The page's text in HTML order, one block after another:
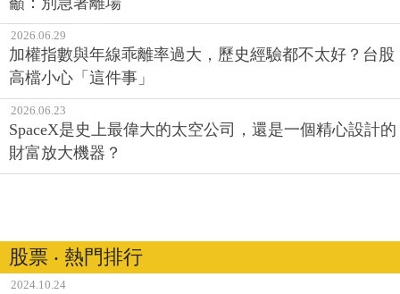
2026.06.29
加權指數與年線乖離率過大，歷史經驗都不太好？台股
高檔小心「這件事」
2026.06.23
SpaceX是史上最偉大的太空公司，還是一個精心設計的
財富放大機器？
股票 ‧ 熱門排行
2024.10.24